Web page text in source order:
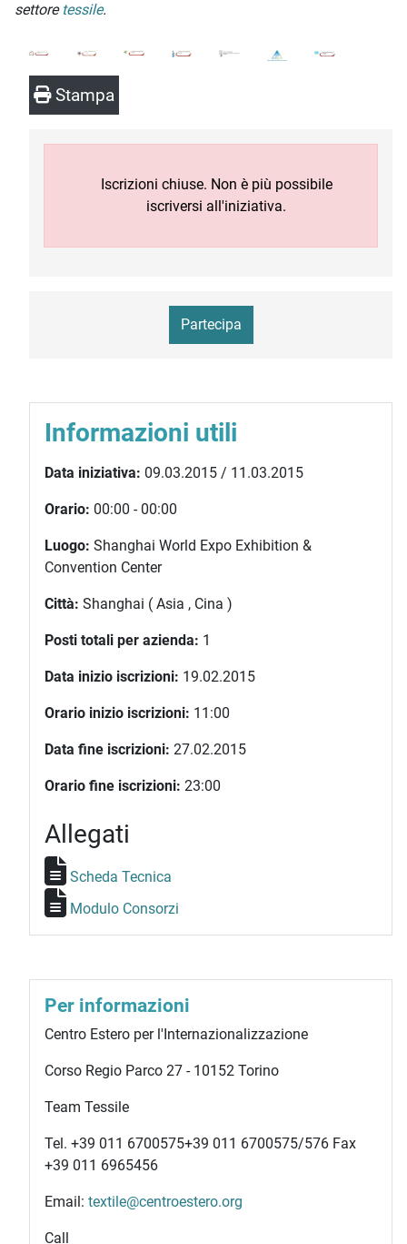
settore tessile.
Stampa
Iscrizioni chiuse. Non è più possibile
iscriversi all'iniziativa.
Partecipa
Informazioni utili
Data iniziativa: 09.03.2015 / 11.03.2015
Orario: 00:00 - 00:00
Luogo: Shanghai World Expo Exhibition &
Convention Center
Città: Shanghai ( Asia , Cina )
Posti totali per azienda: 1
Data inizio iscrizioni: 19.02.2015
Orario inizio iscrizioni: 11:00
Data fine iscrizioni: 27.02.2015
Orario fine iscrizioni: 23:00
Allegati
Scheda Tecnica
Modulo Consorzi
Per informazioni
Centro Estero per l'Internazionalizzazione
Corso Regio Parco 27 - 10152 Torino
Team Tessile
Tel. +39 011 6700575+39 011 6700575/576 Fax
+39 011 6965456
Email: textile@centroestero.org
Call